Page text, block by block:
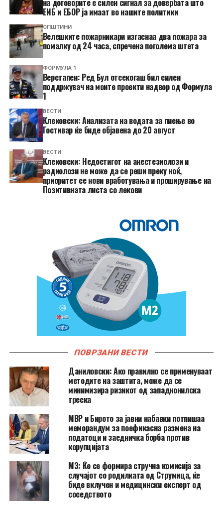
на договорите е силен сигнал за довербата што
ЕИБ и ЕБОР ја имаат во нашите политики
ОПШТИНИ
Велешките пожарникари изгаснаа два пожара за
помалку од 24 часа, спречена поголема штета
ФОРМУЛА 1
Верстапен: Ред Бул отсекогаш бил силен
поддржувач на моите проекти надвор од Формула
1
ВЕСТИ
Клековски: Анализата на водата за пиење во
Гостивар ќе биде објавена до 20 август
ВЕСТИ
Клековски: Недостигот на анестезиолози и
радиолози не може да се реши преку ноќ,
приоритет се нови вработувања и проширување на
Позитивната листа со лекови
ПОВРЗАНИ ВЕСТИ
Даниловски: Ако правилно се применуваат
методите на заштита, може да се
минимизира ризикот од западнонилска
треска
МВР и Бирото за јавни набавки потпишаа
меморандум за поефикасна размена на
податоци и заедничка борба против
корупцијата
МЗ: Ќе се формира стручна комисија за
случајот со родилката од Струмица, ќе
биде вклучен и медицински експерт од
соседството